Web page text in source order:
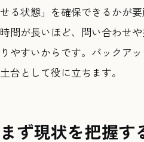
せる状態」を確保できるかが
時間が長いほど、問い合わせ
りやすいからです。バックア
土台として役に立ちます。
まず現状を把握す